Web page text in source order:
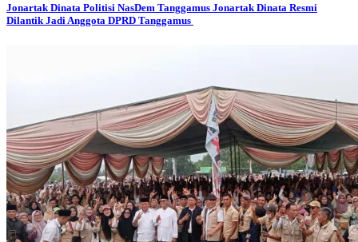
Jonartak Dinata Politisi NasDem Tanggamus Jonartak Dinata Resmi
Dilantik Jadi Anggota DPRD Tanggamus